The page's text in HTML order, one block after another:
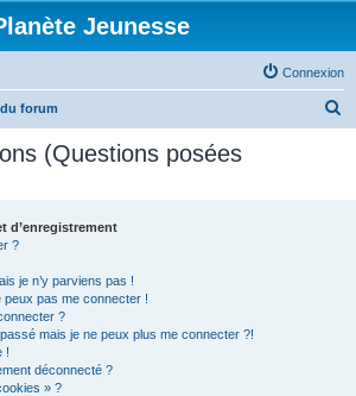
Jeunesse
Connexion
forum
(Questions posées
d’enregistrement
?
je n’y parviens pas !
pas me connecter !
?
mais je ne peux plus me connecter ?!
!
déconnecté ?
» ?